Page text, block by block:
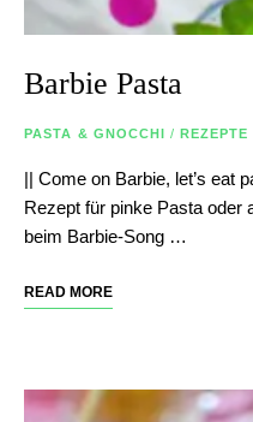
Barbie Pasta
PASTA & GNOCCHI / REZEPTE
|| Come on Barbie, let’s eat
Rezept für pinke Pasta oder
beim Barbie-Song …
READ MORE